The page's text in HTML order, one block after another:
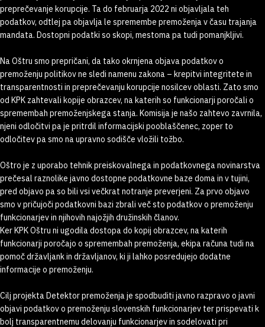
preprečevanje korupcije. Ta do februarja 2022 ni objavljala teh
podatkov, odtlej pa objavlja le spremembe premoženja v času trajanja
mandata. Dostopni podatki so skopi, mestoma pa tudi pomanjkljivi.
Na Oštru smo prepričani, da tako okrnjena objava podatkov o
premoženju politikov ne sledi namenu zakona – krepitvi integritete in
transparentnosti in preprečevanju korupcije nosilcev oblasti. Zato smo
od KPK zahtevali kopije obrazcev, na katerih so funkcionarji poročali o
spremembah premoženjskega stanja. Komisija je našo zahtevo zavrnila,
njeni odločitvi pa je pritrdil informacijski pooblaščenec, zoper to
odločitev pa smo na upravno sodišče vložili tožbo.
Oštro je z uporabo tehnik preiskovalnega in podatkovnega novinarstva
prečesal raznolike javno dostopne podatkovne baze doma in v tujini,
pred objavo pa so bili vsi večkrat notranje preverjeni. Za prvo objavo
smo v pričujoči podatkovni bazi zbrali več sto podatkov o premoženju
funkcionarjev in njihovih najožjih družinskih članov.
Ker KPK Oštru ni ugodila dostopa do kopij obrazcev, na katerih
funkcionarji poročajo o spremembah premoženja, ekipa računa tudi na
pomoč državljank in državljanov, ki ji lahko posredujejo dodatne
informacije o premoženju.
Cilj projekta Detektor premoženja je spodbuditi javno razpravo o javni
objavi podatkov o premoženju slovenskih funkcionarjev ter prispevati k
bolj transparentnemu delovanju funkcionarjev in sodelovati pri